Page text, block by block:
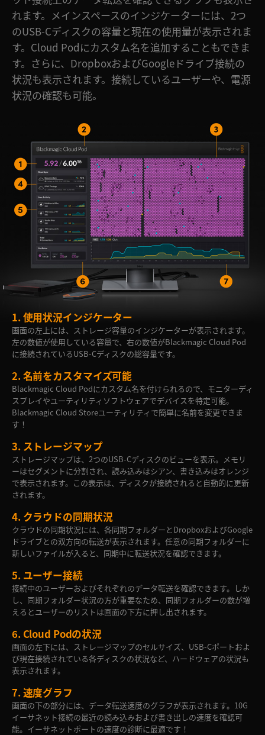
れます。メインスペースのインジケーターには、2つ
のUSB-Cディスクの容量と現在の使用量が表示されま
す。Cloud Podにカスタム名を追加することもできま
す。さらに、DropboxおよびGoogleドライブ接続の
状況も表示されます。接続しているユーザーや、電源
状況の確認も可能。
1.使用状況インジケーター
画面の左上には、ストレージ容量のインジケーターが表示されます。
左の数値が使用している容量で、右の数値がBlackmagic Cloud Pod
に接続されているUSB-Cディスクの総容量です。
2.名前をカスタマイズ可能
Blackmagic Cloud Podにカスタム名を付けられるので、モニターディ
スプレイやユーティリティソフトウェアでデバイスを特定可能。
Blackmagic Cloud Storeユーティリティで簡単に名前を変更できま
す！
3.ストレージマップ
ストレージマップは、2つのUSB-Cディスクのビューを表示。メモリ
ーはセグメントに分割され、読み込みはシアン、書き込みはオレンジ
で表示されます。この表示は、ディスクが接続されると自動的に更新
されます。
4.クラウドの同期状況
クラウドの同期状況には、各同期フォルダーとDropboxおよびGoogle
ドライブとの双方向の転送が表示されます。任意の同期フォルダーに
新しいファイルが入ると、同期中に転送状況を確認できます。
5.ユーザー接続
接続中のユーザーおよびそれぞれのデータ転送を確認できます。しか
し、同期フォルダー状況の方が重要なため、同期フォルダーの数が増
えるとユーザーのリストは画面の下方に押し出されます。
6.Cloud Podの状況
画面の左下には、ストレージマップのセルサイズ、USB-Cポートおよ
び現在接続されている各ディスクの状況など、ハードウェアの状況も
表示されます。
7.速度グラフ
画面の下の部分には、データ転送速度のグラフが表示されます。10G
イーサネット接続の最近の読み込みおよび書き出しの速度を確認可
能。イーサネットポートの速度の診断に最適です！